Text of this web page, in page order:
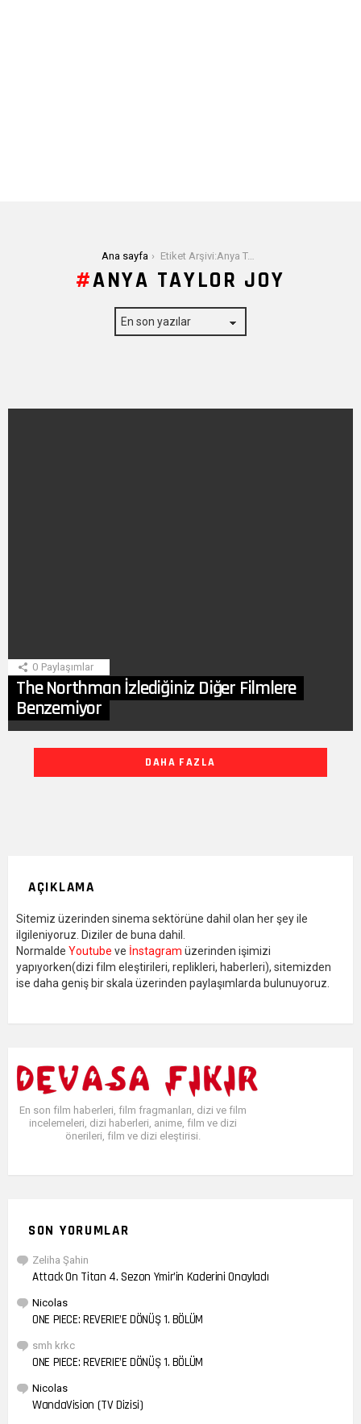
Ana sayfa Etiket Arşivi:Anya Taylor Joy
ANYA TAYLOR JOY
0 Paylaşımlar
The Northman İzlediğiniz Diğer Filmlere
Benzemiyor
DAHA FAZLA
AÇIKLAMA
Sitemiz üzerinden sinema sektörüne dahil olan her şey ile
ilgileniyoruz. Diziler de buna dahil.
Normalde Youtube ve İnstagram üzerinden işimizi
yapıyorken(dizi film eleştirileri, replikleri, haberleri), sitemizden
ise daha geniş bir skala üzerinden paylaşımlarda bulunuyoruz.
En son film haberleri, film fragmanları, dizi ve film
incelemeleri, dizi haberleri, anime, film ve dizi
önerileri, film ve dizi eleştirisi.
SON YORUMLAR
Zeliha Şahin
Attack On Titan 4. Sezon Ymir’in Kaderini Onayladı
Nicolas
ONE PIECE: REVERIE’E DÖNÜŞ 1. BÖLÜM
smh krkc
ONE PIECE: REVERIE’E DÖNÜŞ 1. BÖLÜM
Nicolas
WandaVision (TV Dizisi)